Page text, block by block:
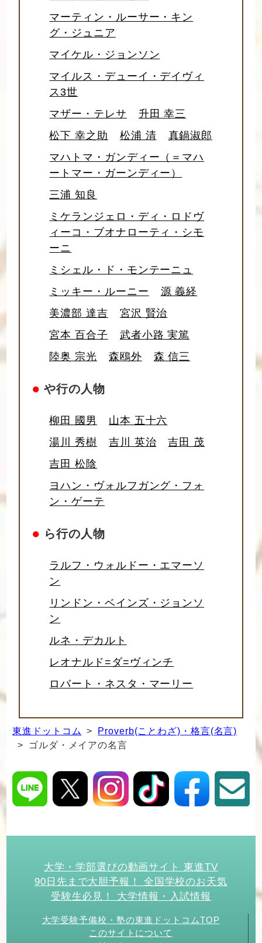
マーティン・ルーサー・キン
グ・ジュニア
マイケル・ジョンソン
マイルス・デューイ・デイヴィ
ス3世
マザー・テレサ
升田 幸三
松下 幸之助
松浦 清
真鍋淑郎
マハトマ・ガンディー（＝マハ
ートマー・ガーンディー）
三浦 知良
ミケランジェロ・ディ・ロドヴ
ィーコ・ブオナローティ・シモ
ーニ
ミシェル・ド・モンテーニュ
ミッキー・ルーニー
源 義経
美濃部 達吉
宮沢 賢治
宮本 百合子
武者小路 実篤
陸奥 宗光
森鴎外 森 信三
● や行の人物
柳田 國男
山本 五十六
湯川 秀樹
吉川 英治
吉田 茂
吉田 松陰
ヨハン・ヴォルフガング・フォ
ン・ゲーテ
● ら行の人物
ラルフ・ウォルドー・エマーソ
ン
リンドン・ベインズ・ジョンソ
ン
ルネ・デカルト
レオナルド=ダ=ヴィンチ
ロバート・ネスタ・マーリー
東進ドットコム >
Proverb(ことわざ)・格言(名言)
> ゴルダ・メイアの名言
大学・学部選びの動画サイト 東進TV
90日先まで大胆予報！ 全国学校のお天気
受験生必見！ 大学情報・入試情報
大学受験予備校・塾の東進ドットコムTOP
このサイトについて